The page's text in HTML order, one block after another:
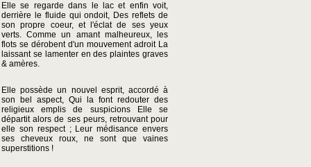
Elle se regarde dans le lac et enfin voit,
derrière le fluide qui ondoit, Des reflets de
son propre coeur, et l'éclat de ses yeux
verts. Comme un amant malheureux, les
flots se dérobent d'un mouvement adroit La
laissant se lamenter en des plaintes graves
& amères.
Elle possède un nouvel esprit, accordé à
son bel aspect, Qui la font redouter des
religieux emplis de suspicions Elle se
départit alors de ses peurs, retrouvant pour
elle son respect ; Leur médisance envers
ses cheveux roux, ne sont que vaines
superstitions !